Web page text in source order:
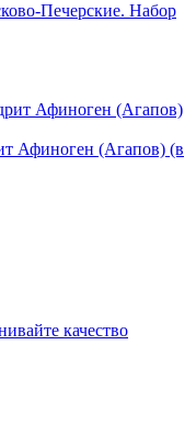
Печерские. Набор
Афиноген (Агапов) (в